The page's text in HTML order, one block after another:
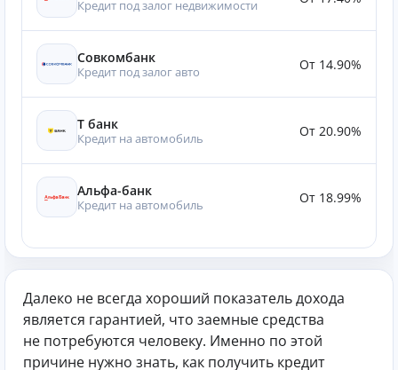
Кредит под залог недвижимости
Совкомбанк
Кредит под залог авто От 14.90%
Т банк
Кредит на автомобиль От 20.90%
Альфа-банк
Кредит на автомобиль От 18.99%
Далеко не всегда хороший показатель дохода
является гарантией, что заемные средства
не потребуются человеку. Именно по этой
причине нужно знать, как получить кредит